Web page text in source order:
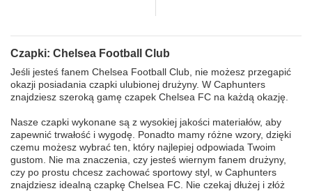
Czapki: Chelsea Football Club
Jeśli jesteś fanem Chelsea Football Club, nie możesz przegapić
okazji posiadania czapki ulubionej drużyny. W Caphunters
znajdziesz szeroką gamę czapek Chelsea FC na każdą okazję.
Nasze czapki wykonane są z wysokiej jakości materiałów, aby
zapewnić trwałość i wygodę. Ponadto mamy różne wzory, dzięki
czemu możesz wybrać ten, który najlepiej odpowiada Twoim
gustom. Nie ma znaczenia, czy jesteś wiernym fanem drużyny,
czy po prostu chcesz zachować sportowy styl, w Caphunters
znajdziesz idealną czapkę Chelsea FC. Nie czekaj dłużej i złóż